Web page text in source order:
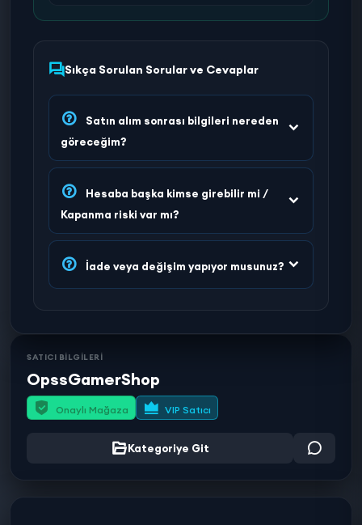
Sıkça Sorulan Sorular ve Cevaplar
Satın alım sonrası bilgileri nereden
göreceğim?
Hesaba başka kimse girebilir mi /
Kapanma riski var mı?
İade veya değişim yapıyor musunuz?
SATICI BİLGİLERİ
OpssGamerShop
Onaylı Mağaza VIP Satıcı
Kategoriye Git